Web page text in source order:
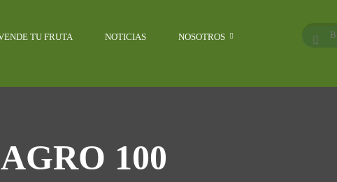
TU FRUTA NOTICIAS NOSOTROS
100